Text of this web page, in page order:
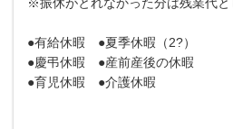
●有給休暇 ●夏季休暇（2?）
●慶弔休暇 ●産前産後の休暇
●育児休暇 ●介護休暇